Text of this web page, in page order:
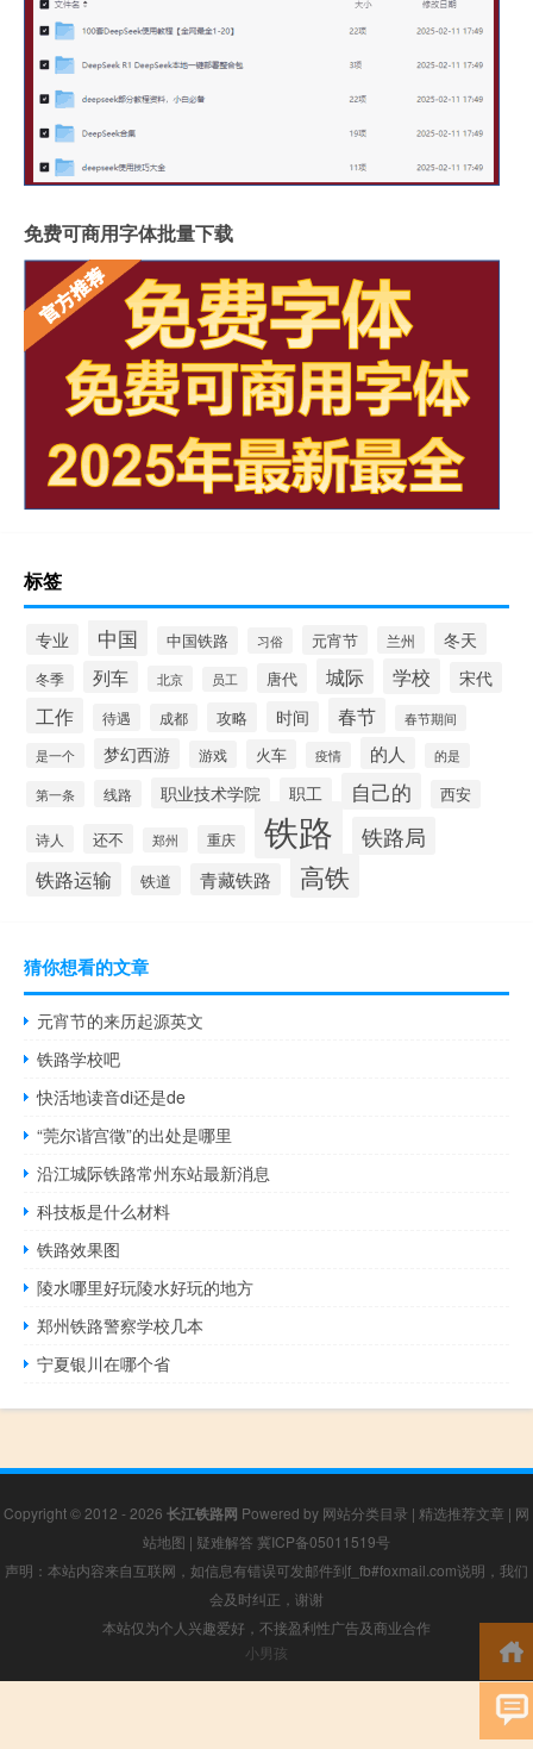
免费可商用字体批量下载
标签
专业 中国 中国铁路 习俗 元宵节 兰州 冬天
冬季 列车 北京 员工 唐代 城际 学校 宋代
工作 待遇 成都 攻略 时间 春节 春节期间
是一个 梦幻西游 游戏 火车 疫情 的人 的是
第一条 线路 职业技术学院 职工 自己的 西安
诗人 还不 郑州 重庆 铁路 铁路局
铁路运输 铁道 青藏铁路 高铁
猜你想看的文章
元宵节的来历起源英文
铁路学校吧
快活地读音di还是de
“莞尔谐宫徵”的出处是哪里
沿江城际铁路常州东站最新消息
科技板是什么材料
铁路效果图
陵水哪里好玩陵水好玩的地方
郑州铁路警察学校几本
宁夏银川在哪个省
Copyright © 2012 - 2026 长江铁路网 Powered by 网站分类目录 | 精选推荐文章 | 网
站地图 | 疑难解答 冀ICP备05011519号
声明：本站内容来自互联网，如信息有错误可发邮件到f_fb#foxmail.com说明，我们
会及时纠正，谢谢
本站仅为个人兴趣爱好，不接盈利性广告及商业合作
小男孩